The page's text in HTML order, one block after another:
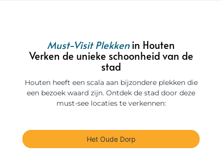
Must-Visit Plekkenin Houten
Verken de unieke schoonheid van de
stad
Houten heeft een scala aan bijzondere plekken die
een bezoek waard zijn. Ontdek de stad door deze
must-see locaties te verkennen:
Het Oude Dorp